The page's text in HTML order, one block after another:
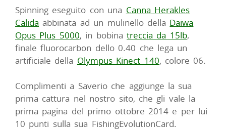
Spinning eseguito con una Canna Herakles
Calida abbinata ad un mulinello della Daiwa
Opus Plus 5000, in bobinatreccia da 15lb,
finale fluorocarbon dello 0.40 che lega un
artificiale della Olympus Kinect 140, colore 06.
Complimenti a Saverio che aggiunge la sua
prima cattura nel nostro sito, che gli vale la
prima pagina del primo ottobre 2014 e per lui
10 punti sulla sua FishingEvolutionCard.